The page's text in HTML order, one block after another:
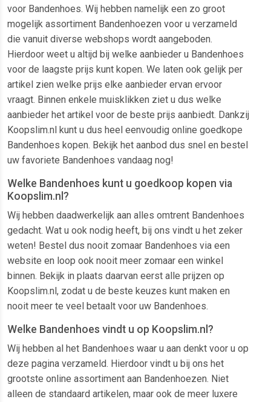
voor Bandenhoes. Wij hebben namelijk een zo groot
mogelijk assortiment Bandenhoezen voor u verzameld
die vanuit diverse webshops wordt aangeboden.
Hierdoor weet u altijd bij welke aanbieder u Bandenhoes
voor de laagste prijs kunt kopen. We laten ook gelijk per
artikel zien welke prijs elke aanbieder ervan ervoor
vraagt. Binnen enkele muisklikken ziet u dus welke
aanbieder het artikel voor de beste prijs aanbiedt. Dankzij
Koopslim.nl kunt u dus heel eenvoudig online goedkope
Bandenhoes kopen. Bekijk het aanbod dus snel en bestel
uw favoriete Bandenhoes vandaag nog!
Welke Bandenhoes kunt u goedkoop kopen via
Koopslim.nl?
Wij hebben daadwerkelijk aan alles omtrent Bandenhoes
gedacht. Wat u ook nodig heeft, bij ons vindt u het zeker
weten! Bestel dus nooit zomaar Bandenhoes via een
website en loop ook nooit meer zomaar een winkel
binnen. Bekijk in plaats daarvan eerst alle prijzen op
Koopslim.nl, zodat u de beste keuzes kunt maken en
nooit meer te veel betaalt voor uw Bandenhoes.
Welke Bandenhoes vindt u op Koopslim.nl?
Wij hebben al het Bandenhoes waar u aan denkt voor u op
deze pagina verzameld. Hierdoor vindt u bij ons het
grootste online assortiment aan Bandenhoezen. Niet
alleen de standaard artikelen, maar ook de meer luxere